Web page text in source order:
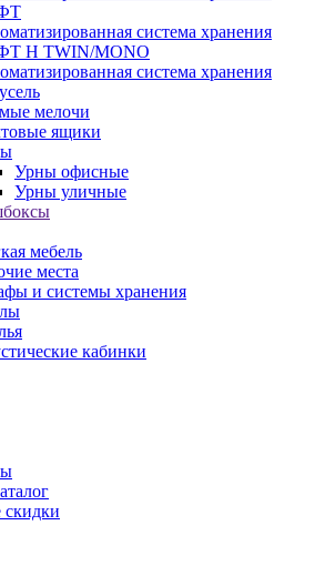
система хранения
H TWIN/MONO
система хранения
мелочи
ящики
Урны офисные
Урны уличные
мебель
места
и системы хранения
кабинки
скидки